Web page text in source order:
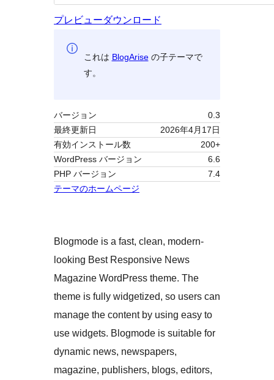
プレビューダウンロード
これは BlogAriseの子テーマで
す。
バージョン
0.3
最終更新日
2026年4月17日
有効インストール数
200+
WordPress バージョン
6.6
PHP バージョン
7.4
テーマのホームページ
Blogmode is a fast, clean, modern-
looking Best Responsive News
Magazine WordPress theme. The
theme is fully widgetized, so users can
manage the content by using easy to
use widgets. Blogmode is suitable for
dynamic news, newspapers,
magazine, publishers, blogs, editors,